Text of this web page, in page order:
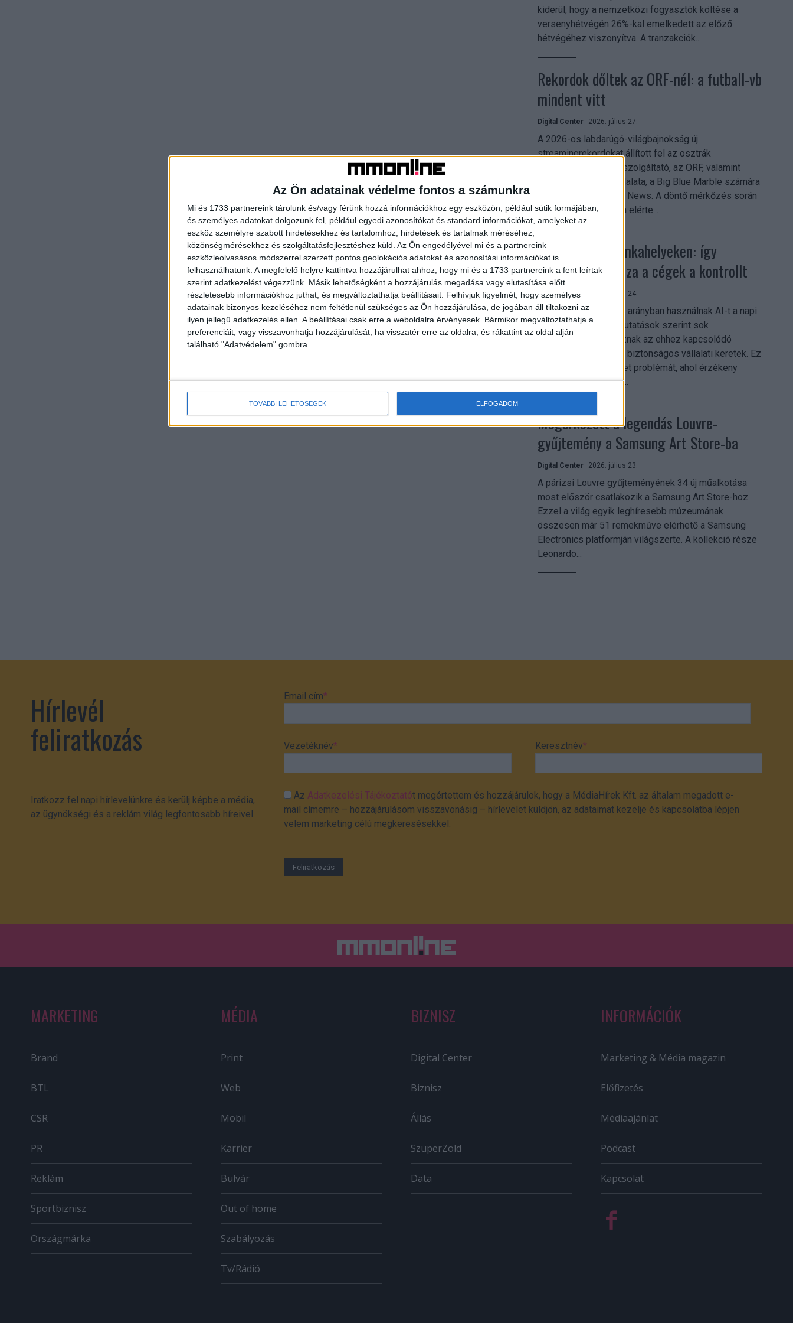
Az Ön adatainak védelme fontos a számunkra
Mi és 1733 partnereink tárolunk és/vagy férünk hozzá információkhoz egy eszközön, például sütik formájában,
és személyes adatokat dolgozunk fel, például egyedi azonosítókat és standard információkat, amelyeket az
eszköz személyre szabott hirdetésekhez és tartalomhoz, hirdetések és tartalmak méréséhez,
közönségmérésekhez és szolgáltatásfejlesztéshez küld. Az Ön engedélyével mi és a partnereink
eszközleolvasásos módszerrel szerzett pontos geolokációs adatokat és azonosítási információkat is
felhasználhatunk. A megfelelő helyre kattintva hozzájárulhat ahhoz, hogy mi és a 1733 partnereink a fent leírtak
szerint adatkezelést végezzünk. Másik lehetőségként a hozzájárulás megadása vagy elutasítása előtt
részletesebb információkhoz juthat, és megváltoztathatja beállításait. Felhívjuk figyelmét, hogy személyes
adatainak bizonyos kezeléséhez nem feltétlenül szükséges az Ön hozzájárulása, de jogában áll tiltakozni az
ilyen jellegű adatkezelés ellen. A beállításai csak erre a weboldalra érvényesek. Bármikor megváltoztathatja a
preferenciáit, vagy visszavonhatja hozzájárulását, ha visszatér erre az oldalra, és rákattint az oldal alján
található "Adatvédelem" gombra.
TOVÁBBI LEHETŐSÉGEK ELFOGADOM
kiderül, hogy a nemzetközi fogyasztók költése a
versenyhétvégén 26%-kal emelkedett az előző
hétvégéhez viszonyítva. A tranzakciók...
Rekordok dőltek az ORF-nél: a futball-vb
mindent vitt
Digital Center 2026. július 27.
A 2026-os labdarúgó-világbajnokság új
streamingrekordokat állított fel az osztrák
közszolgálati műsorszolgáltató, az ORF, valamint
technológiai leányvállalata, a Big Blue Marble számára
– írja a Broadband TV News. A döntő mérkőzés során
az átlagos nézőszám elérte...
Shadow AI a munkahelyeken: így
szerezhetik vissza a cégek a kontrollt
Digital Center 2026. július 24.
A munkavállalók nagy arányban használnak AI-t a napi
munkában, ám friss kutatások szerint sok
szervezetnél hiányoznak az ehhez kapcsolódó
világos irányelvek és biztonságos vállalati keretek. Ez
különösen ott jelenthet problémát, ahol érzékeny
üzleti információkkal...
Megérkezett a legendás Louvre-
gyűjtemény a Samsung Art Store-ba
Digital Center 2026. július 23.
A párizsi Louvre gyűjteményének 34 új műalkotása
most először csatlakozik a Samsung Art Store-hoz.
Ezzel a világ egyik leghíresebb múzeumának
összesen már 51 remekműve elérhető a Samsung
Electronics platformján világszerte. A kollekció része
Leonardo...
Hírlevél
feliratkozás
Iratkozz fel napi hírlevelünkre és kerülj képbe a média,
az ügynökségi és a reklám világ legfontosabb híreivel.
Email cím*
Vezetéknév* Keresztnév*
AzAdatkezelési Tájékoztatót megértettem és hozzájárulok, hogy a MédiaHírek Kft. az általam megadott e-
mail címemre – hozzájárulásom visszavonásig – hírlevelet küldjön, az adataimat kezelje és kapcsolatba lépjen
velem marketing célú megkeresésekkel.
MARKETING
Brand
BTL
CSR
PR
Reklám
Sportbiznisz
Országmárka
MÉDIA
Print
Web
Mobil
Karrier
Bulvár
Out of home
Szabályozás
Tv/Rádió
BIZNISZ
Digital Center
Biznisz
Állás
SzuperZöld
Data
INFORMÁCIÓK
Marketing & Média magazin
Előfizetés
Médiaajánlat
Podcast
Kapcsolat